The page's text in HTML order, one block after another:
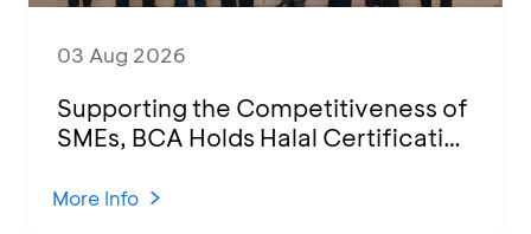
03 Aug 2026
Supporting the Competitiveness of
SMEs, BCA Holds Halal Certification
KCU Tanjung Priok
More Info